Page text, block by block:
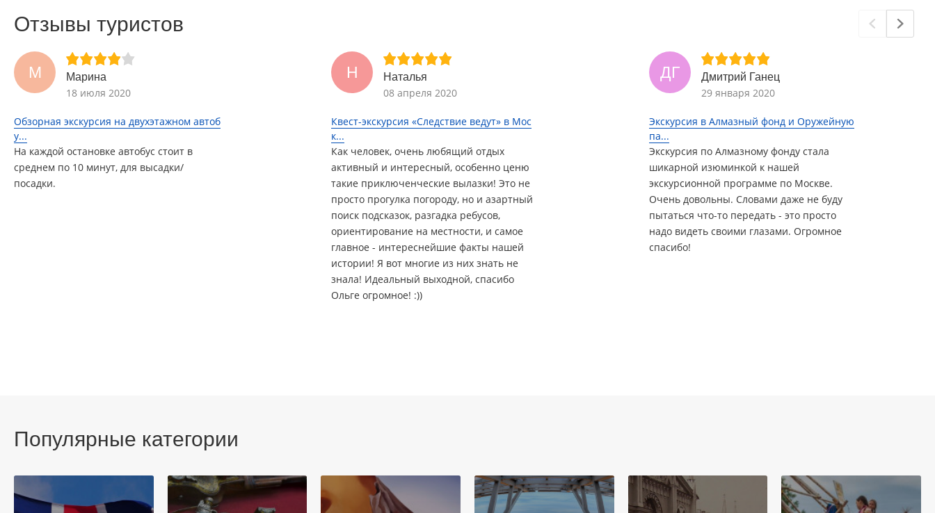
Отзывы туристов
М Марина
18 июля 2020
Обзорная экскурсия на двухэтажном автоб
у...
На каждой остановке автобус стоит в
среднем по 10 минут, для высадки/
посадки.
Н Наталья
08 апреля 2020
Квест-экскурсия «Следствие ведут» в Мос
к...
Как человек, очень любящий отдых
активный и интересный, особенно ценю
такие приключенческие вылазки! Это не
просто прогулка погороду, но и азартный
поиск подсказок, разгадка ребусов,
ориентирование на местности, и самое
главное - интереснейшие факты нашей
истории! Я вот многие из них знать не
знала! Идеальный выходной, спасибо
Ольге огромное! :))
ДГ Дмитрий Ганец
29 января 2020
Экскурсия в Алмазный фонд и Оружейную
па...
Экскурсия по Алмазному фонду стала
шикарной изюминкой к нашей
экскурсионной программе по Москве.
Очень довольны. Словами даже не буду
пытаться что-то передать - это просто
надо видеть своими глазами. Огромное
спасибо!
Популярные категории